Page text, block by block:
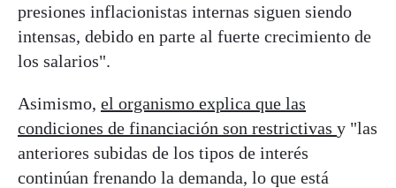
presiones inflacionistas internas siguen siendo
intensas, debido en parte al fuerte crecimiento de
los salarios".
Asimismo, el organismo explica que las
condiciones de financiación son restrictivas y "las
anteriores subidas de los tipos de interés
continúan frenando la demanda, lo que está